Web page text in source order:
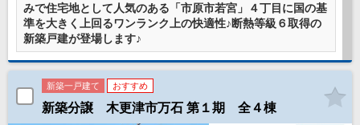
みで住宅地として人気のある「市原市若宮」４丁目に国の基
準を大きく上回るワンランク上の快適性♪断熱等級６取得の
新築戸建が登場します♪
新築一戸建て おすすめ
新築分譲 木更津市万石 第１期 全４棟
外房エリアの新築一戸建
外房エリアの中古一戸建
外房エリアのマンション
外房エリアの土地
内房エリア
内房エリアの新築一戸建
内房エリアの中古一戸建